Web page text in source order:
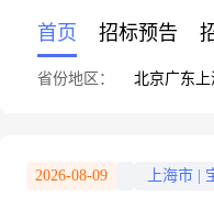
首页 招标预告
省份地区： 北京广东
2026-08-09 上海市